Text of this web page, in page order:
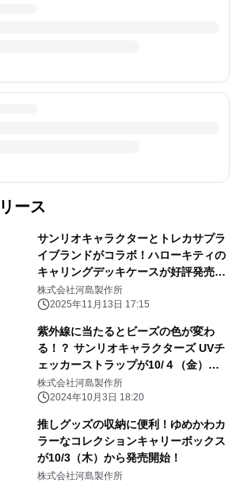
ース
サンリオキャラクターとトレカサプラ
イブランドがコラボ！ハローキティの
キャリングデッキケースが好評発売
中！
株式会社河島製作所
2025年11月13日 17:15
紫外線に当たるとビーズの色が変わ
る！？ サンリオキャラクターズ UVチ
ェッカーストラップが10/４（金）に
河島製作所から発売開始！
株式会社河島製作所
2024年10月3日 18:20
推しグッズの収納に便利！ゆめかわカ
ラーなコレクションキャリーボックス
が10/3（木）から発売開始！
株式会社河島製作所